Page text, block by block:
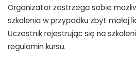
Organizator zastrzega sobie
szkolenia w przypadku zbyt małej
Uczestnik rejestrując się na
regulamin kursu.